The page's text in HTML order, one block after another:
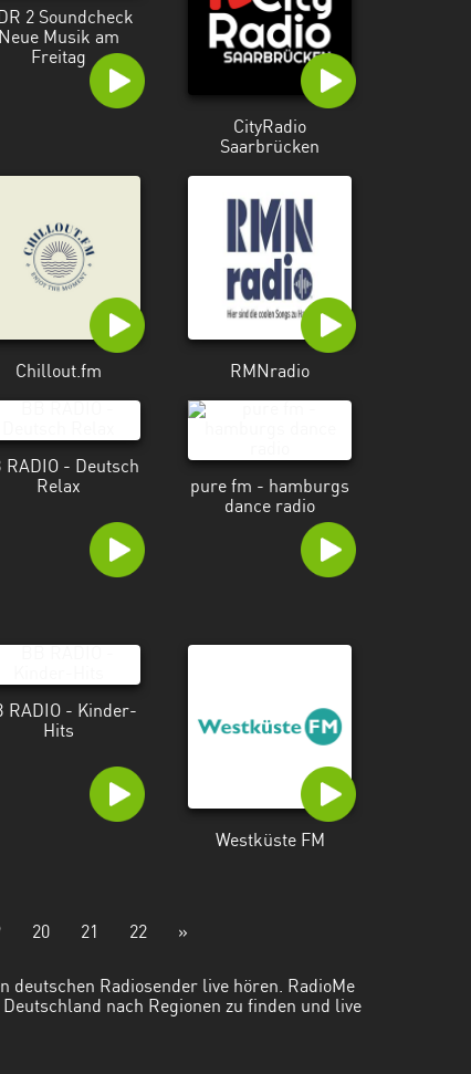
2 Soundcheck
Neue Musik am
Freitag
CityRadio
Saarbrücken
Chillout.fm RMNradio
RADIO - Deutsch
Relax
pure fm - hamburgs
dance radio
RADIO - Kinder-
Hits
Westküste FM
20 21 22 »
deutschen Radiosender live hören. RadioMe
nach Regionen zu finden und live